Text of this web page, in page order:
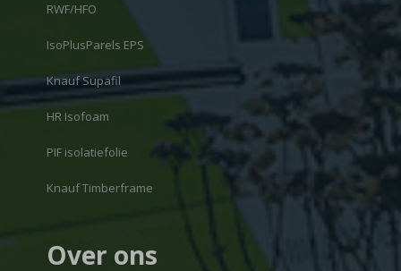
RWF/HFO
IsoPlusParels EPS
Knauf Supafil
HR Isofoam
PIF isolatiefolie
Knauf Timberframe
Over ons